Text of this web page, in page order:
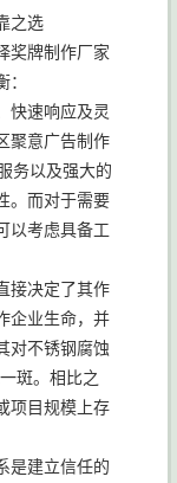
之选
奖牌制作厂家
快速响应及灵
聚意广告制作
务以及强大的
。而对于需要
以考虑具备工
接决定了其作
企业生命，并
对不锈钢腐蚀
斑。相比之
项目规模上存
是建立信任的